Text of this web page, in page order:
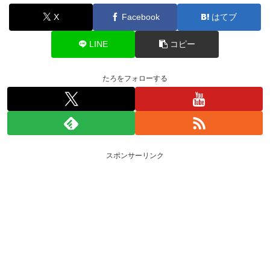
X Facebook はてブ
LINE コピー
たろをフォローする
スポンサーリンク